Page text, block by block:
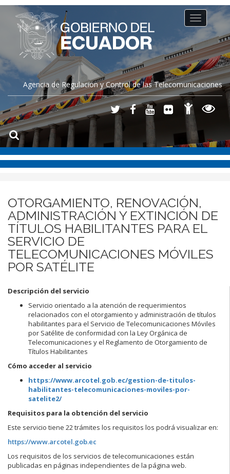
Agencia de Regulación y Control de las Telecomunicaciones
Toggle
navigation
OTORGAMIENTO, RENOVACIÓN,
ADMINISTRACIÓN Y EXTINCIÓN DE
TÍTULOS HABILITANTES PARA EL
SERVICIO DE
TELECOMUNICACIONES MÓVILES
POR SATÉLITE
Descripción del servicio
Servicio orientado a la atención de requerimientos
relacionados con el otorgamiento y administración de títulos
habilitantes para el Servicio de Telecomunicaciones Móviles
por Satélite de conformidad con la Ley Orgánica de
Telecomunicaciones y el Reglamento de Otorgamiento de
Títulos Habilitantes
Cómo acceder al servicio
https://www.arcotel.gob.ec/gestion-de-titulos-
habilitantes-telecomunicaciones-moviles-por-
satelite2/
Requisitos para la obtención del servicio
Este servicio tiene 22 trámites los requisitos los podrá visualizar en:
https://www.arcotel.gob.ec
Los requisitos de los servicios de telecomunicaciones están
publicadas en páginas independientes de la página web.